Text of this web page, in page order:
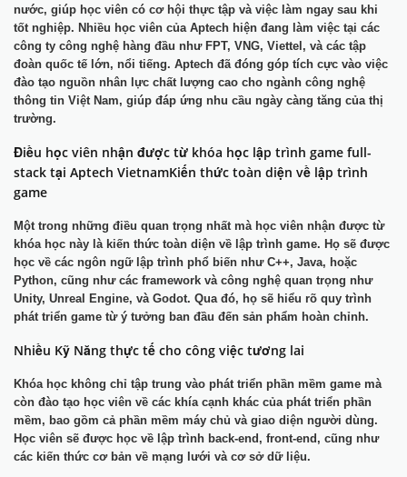
nước, giúp học viên có cơ hội thực tập và việc làm ngay sau khi
tốt nghiệp. Nhiều học viên của Aptech hiện đang làm việc tại các
công ty công nghệ hàng đầu như FPT, VNG, Viettel, và các tập
đoàn quốc tế lớn, nổi tiếng. Aptech đã đóng góp tích cực vào việc
đào tạo nguồn nhân lực chất lượng cao cho ngành công nghệ
thông tin Việt Nam, giúp đáp ứng nhu cầu ngày càng tăng của thị
trường.
Điều học viên nhận được từ khóa học lập trình game full-
stack tại Aptech VietnamKiến thức toàn diện về lập trình
game
Một trong những điều quan trọng nhất mà học viên nhận được từ
khóa học này là kiến thức toàn diện về lập trình game. Họ sẽ được
học về các ngôn ngữ lập trình phổ biến như C++, Java, hoặc
Python, cũng như các framework và công nghệ quan trọng như
Unity, Unreal Engine, và Godot. Qua đó, họ sẽ hiểu rõ quy trình
phát triển game từ ý tưởng ban đầu đến sản phẩm hoàn chỉnh.
Nhiều Kỹ Năng thực tế cho công việc tương lai
Khóa học không chỉ tập trung vào phát triển phần mềm game mà
còn đào tạo học viên về các khía cạnh khác của phát triển phần
mềm, bao gồm cả phần mềm máy chủ và giao diện người dùng.
Học viên sẽ được học về lập trình back-end, front-end, cũng như
các kiến thức cơ bản về mạng lưới và cơ sở dữ liệu.